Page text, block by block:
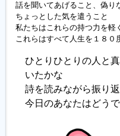
話を聞いてあげること、偽り
ちょっとした気を遣うこと
私たちはこれらの持つ力を軽
これらはすべて人生を１８０
ひとりひとりの人と
いたかな
詩を読みながら振り
今日のあなたはどう